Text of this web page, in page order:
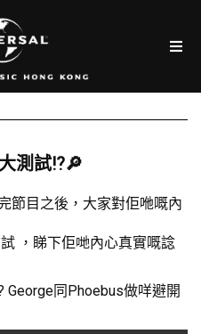
測試⁉️🔎
節目之後，大家對佢咃嘅內
，睇下佢哋內心真實嘅諗
George同Phoebus做咩避開